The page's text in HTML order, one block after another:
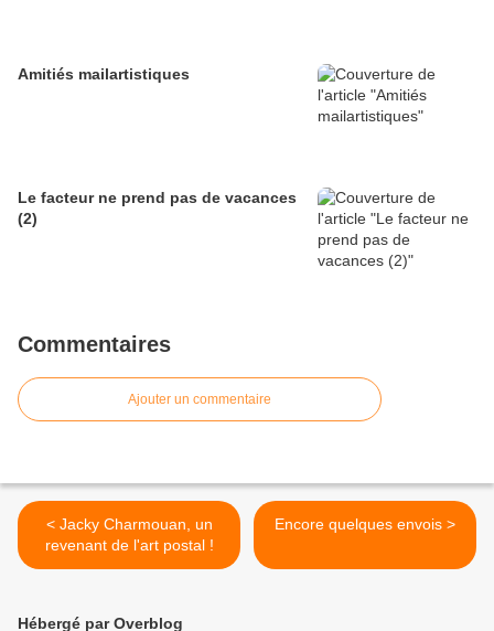
Amitiés mailartistiques
Le facteur ne prend pas de vacances
(2)
Commentaires
Ajouter un commentaire
< Jacky Charmouan, un
revenant de l'art postal !
Encore quelques envois >
Hébergé par Overblog